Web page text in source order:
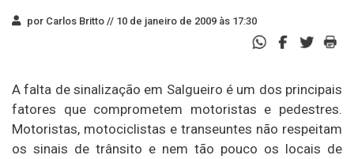
por Carlos Britto // 10 de janeiro de 2009 às 17:30
A falta de sinalização em Salgueiro é um dos principais
fatores que comprometem motoristas e pedestres.
Motoristas, motociclistas e transeuntes não respeitam
os sinais de trânsito e nem tão pouco os locais de